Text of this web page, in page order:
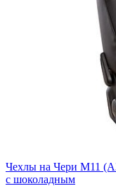
Чехлы на Чери М11
с шоколадным